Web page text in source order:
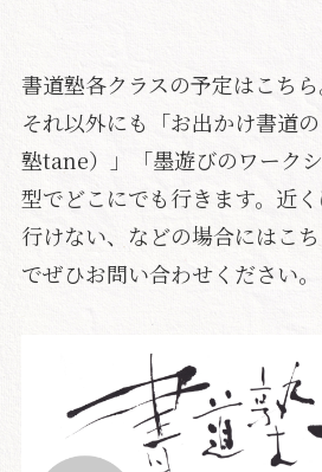
書道塾各クラスの予定はこちら
それ以外にも「お出かけ書道
塾tane）」「墨遊びのワーク
型でどこにでも行きます。近
行けない、などの場合にはこ
でぜひお問い合わせください。